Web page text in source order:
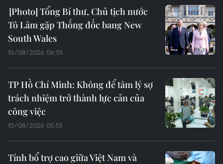
Tổng Bí thư, Chủ tịch nước
Tô Lâm gặp Thống đốc bang New
South Wales
10/08/2026 06:55
TP Hồ Chí Minh: Không để tâm lý sợ
trách nhiệm trở thành lực cản của
công việc
10/08/2026 05:55
Tính bổ trợ cao giữa Việt Nam và